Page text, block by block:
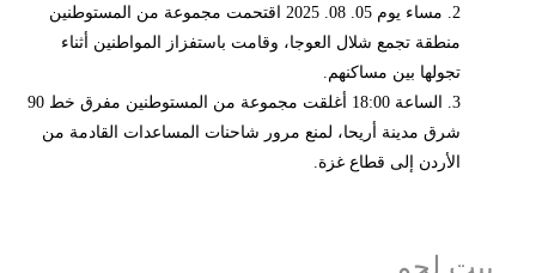
2. مساء يوم 05. 08. 2025 اقتحمت مجموعة من المستوطنين
منطقة تجمع شلال العوجا، وقامت باستفزاز المواطنين أثناء
تجولها بين مساكنهم.
3. الساعة 18:00 أغلقت مجموعة من المستوطنين مفرق خط 90
شرق مدينة أريحا، لمنع مرور شاحنات المساعدات القادمة من
الأردن إلى قطاع غزة.
بيت لحم